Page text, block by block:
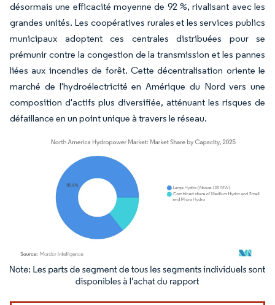
désormais une efficacité moyenne de 92 %, rivalisant avec les
grandes unités. Les coopératives rurales et les services publics
municipaux adoptent ces centrales distribuées pour se
prémunir contre la congestion de la transmission et les pannes
liées aux incendies de forêt. Cette décentralisation oriente le
marché de l'hydroélectricité en Amérique du Nord vers une
composition d'actifs plus diversifiée, atténuant les risques de
défaillance en un point unique à travers le réseau.
Image © Mordor Intelligence. La réutilisation nécessite une attribution sous CC BY